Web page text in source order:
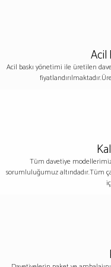
Acil
Acil baskı yönetimi ile üretilen
Tüm davetiye
sorumluluğumuz altındadır.Tüm